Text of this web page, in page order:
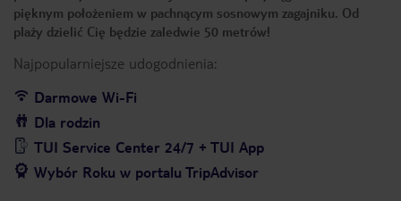
pięknym położeniem w pachnącym sosnowym zagajniku. Od
plaży dzielić Cię będzie zaledwie 50 metrów!
Najpopularniejsze udogodnienia:
Darmowe Wi-Fi
Dla rodzin
TUI Service Center 24/7 + TUI App
Wybór Roku w portalu TripAdvisor